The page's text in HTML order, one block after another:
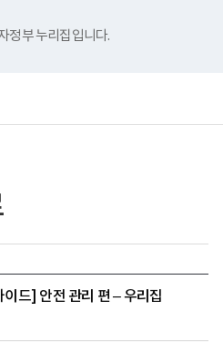
정부 누리집입니다.
드] 안전 관리 편 – 우리집